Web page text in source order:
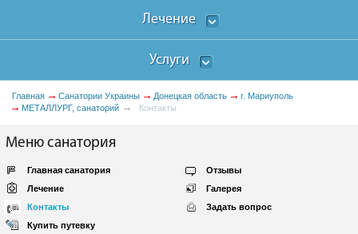
Лечение
Услуги
Главная Санатории Украины Донецкая область
г. Мариуполь
МЕТАЛЛУРГ, санаторий
Контакты
Меню санатория
Главная санатория
Отзывы
Лечение
Галерея
Контакты
Задать вопрос
Купить путевку